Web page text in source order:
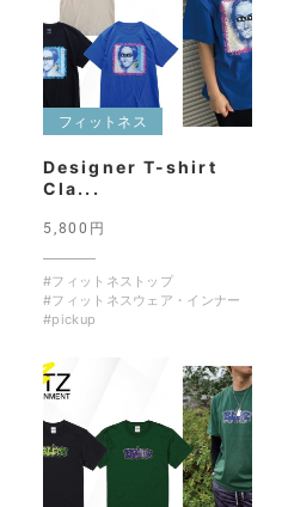
フィットネス
Designer T-shirt
Cla...
5,800円
#フィットネストップ
#フィットネスウェア・インナー
#pickup